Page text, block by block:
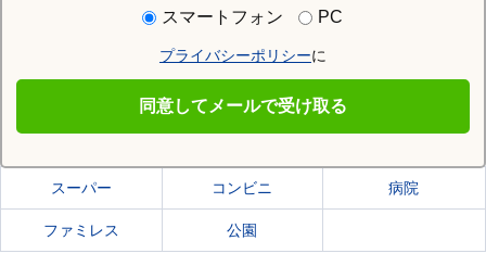
スマートフォン PC
プライバシーポリシーに
同意してメールで受け取る
住む街研究所でつくば市の情報を見る
つくば市の施設一覧
スーパー コンビニ 病院
ファミレス 公園